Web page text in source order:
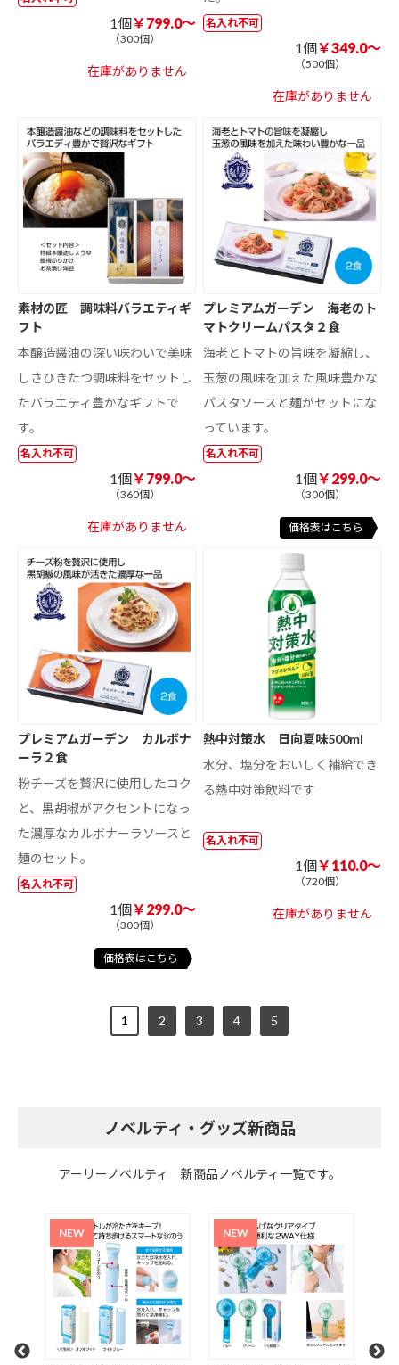
1個￥799.0～
（300個）
在庫がありません
名入れ不可
1個￥349.0～
（500個）
在庫がありません
素材の匠 調味料バラエティギ
フト
本醸造醤油の深い味わいで美味
しさひきたつ調味料をセットし
たバラエティ豊かなギフトで
す。
名入れ不可
1個￥799.0～
（360個）
在庫がありません
プレミアムガーデン 海老のト
マトクリームパスタ２食
海老とトマトの旨味を凝縮し、
玉葱の風味を加えた風味豊かな
パスタソースと麺がセットにな
っています。
名入れ不可
1個￥299.0～
（300個）
価格表はこちら
プレミアムガーデン カルボナ
ーラ２食
粉チーズを贅沢に使用したコク
と、黒胡椒がアクセントになっ
た濃厚なカルボナーラソースと
麺のセット。
名入れ不可
1個￥299.0～
（300個）
価格表はこちら
熱中対策水 日向夏味500ml
水分、塩分をおいしく補給でき
る熱中対策飲料です
名入れ不可
1個￥110.0～
（720個）
在庫がありません
1 2 3 4 5
ノベルティ・グッズ新商品
アーリーノベルティ 新商品ノベルティ一覧です。
超大容量真空ステンレス
取っ手付きタンブラー1．
2L（印刷タイプ）
単色
1個￥1225.0～
（1,000個）